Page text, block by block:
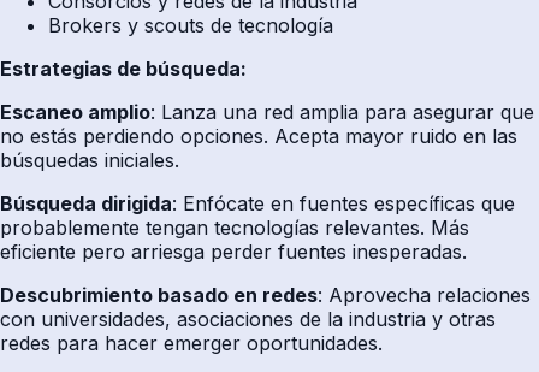
Brokers y scouts de tecnología
Estrategias de búsqueda:
Escaneo amplio: Lanza una red amplia para asegurar que
no estás perdiendo opciones. Acepta mayor ruido en las
búsquedas iniciales.
Búsqueda dirigida: Enfócate en fuentes específicas que
probablemente tengan tecnologías relevantes. Más
eficiente pero arriesga perder fuentes inesperadas.
Descubrimiento basado en redes: Aprovecha relaciones
con universidades, asociaciones de la industria y otras
redes para hacer emerger oportunidades.